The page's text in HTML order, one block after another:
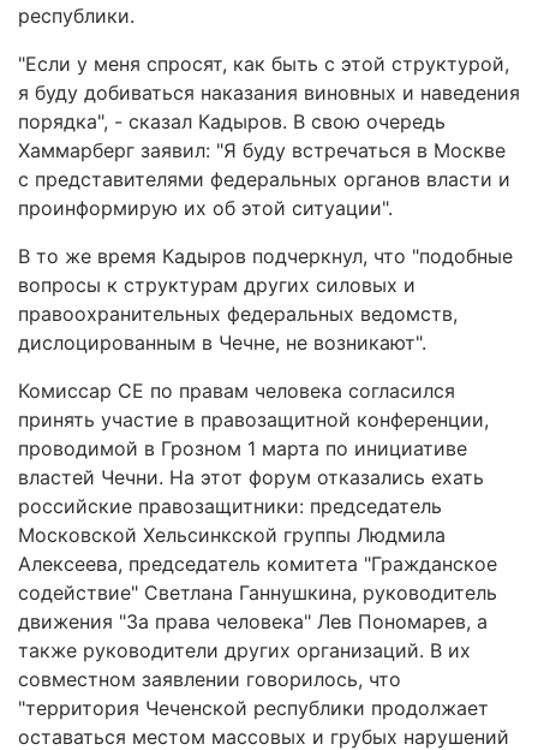
республики.
"Если у меня спросят, как быть с этой структурой,
я буду добиваться наказания виновных и наведения
порядка", - сказал Кадыров. В свою очередь
Хаммарберг заявил: "Я буду встречаться в Москве
с представителями федеральных органов власти и
проинформирую их об этой ситуации".
В то же время Кадыров подчеркнул, что "подобные
вопросы к структурам других силовых и
правоохранительных федеральных ведомств,
дислоцированным в Чечне, не возникают".
Комиссар СЕ по правам человека согласился
принять участие в правозащитной конференции,
проводимой в Грозном 1 марта по инициативе
властей Чечни. На этот форум отказались ехать
российские правозащитники: председатель
Московской Хельсинкской группы Людмила
Алексеева, председатель комитета "Гражданское
содействие" Светлана Ганнушкина, руководитель
движения "За права человека" Лев Пономарев, а
также руководители других организаций. В их
совместном заявлении говорилось, что
"территория Чеченской республики продолжает
оставаться местом массовых и грубых нарушений